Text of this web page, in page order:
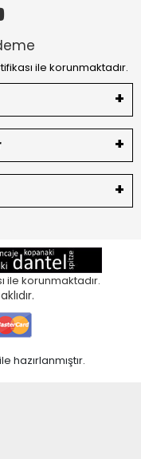
ile korunmaktadır.
ile korunmaktadır.
hazırlanmıştır.